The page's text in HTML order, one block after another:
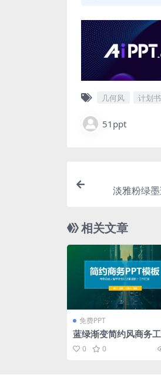
几何风 计划书
51ppt
淡雅粉绿
相关文章
免费PPT
蓝绿渐变简约风商务
汇报ppt模板
0 0